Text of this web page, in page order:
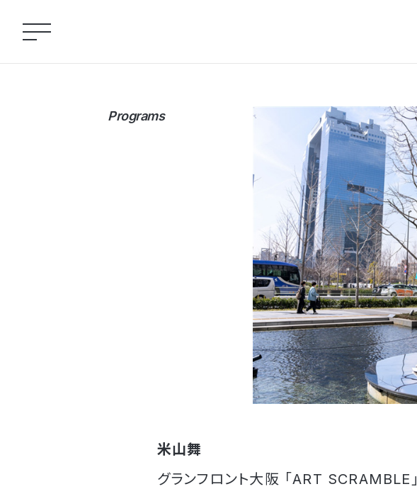
Programs
米山舞
グランフロント大阪 「ART SCRAMBLE」